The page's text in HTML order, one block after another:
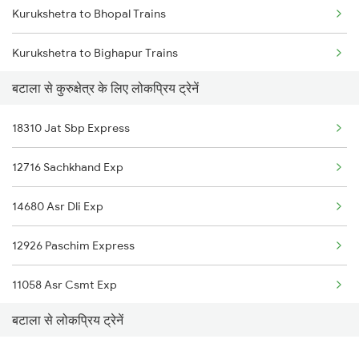
Batala to Tori Trains
Batala to Fatehpur Trains
Batala to Kanpur Trains
Kurukshetra to Bhopal Trains
Kurukshetra to Bighapur Trains
Kurukshetra to Vadodara Trains
Kurukshetra to Chandigarh Trains
Kurukshetra to Kanpur Trains
Kurukshetra to Churu Trains
Kurukshetra to Darbhanga Trains
Kurukshetra to Mughal Sarai Trains
बटाला से कुरुक्षेत्र के लिए लोकप्रिय ट्रेनें
18310 Jat Sbp Express
12716 Sachkhand Exp
14680 Asr Dli Exp
12926 Paschim Express
11058 Asr Csmt Exp
12498 Shane Punjab
बटाला से लोकप्रिय ट्रेनें